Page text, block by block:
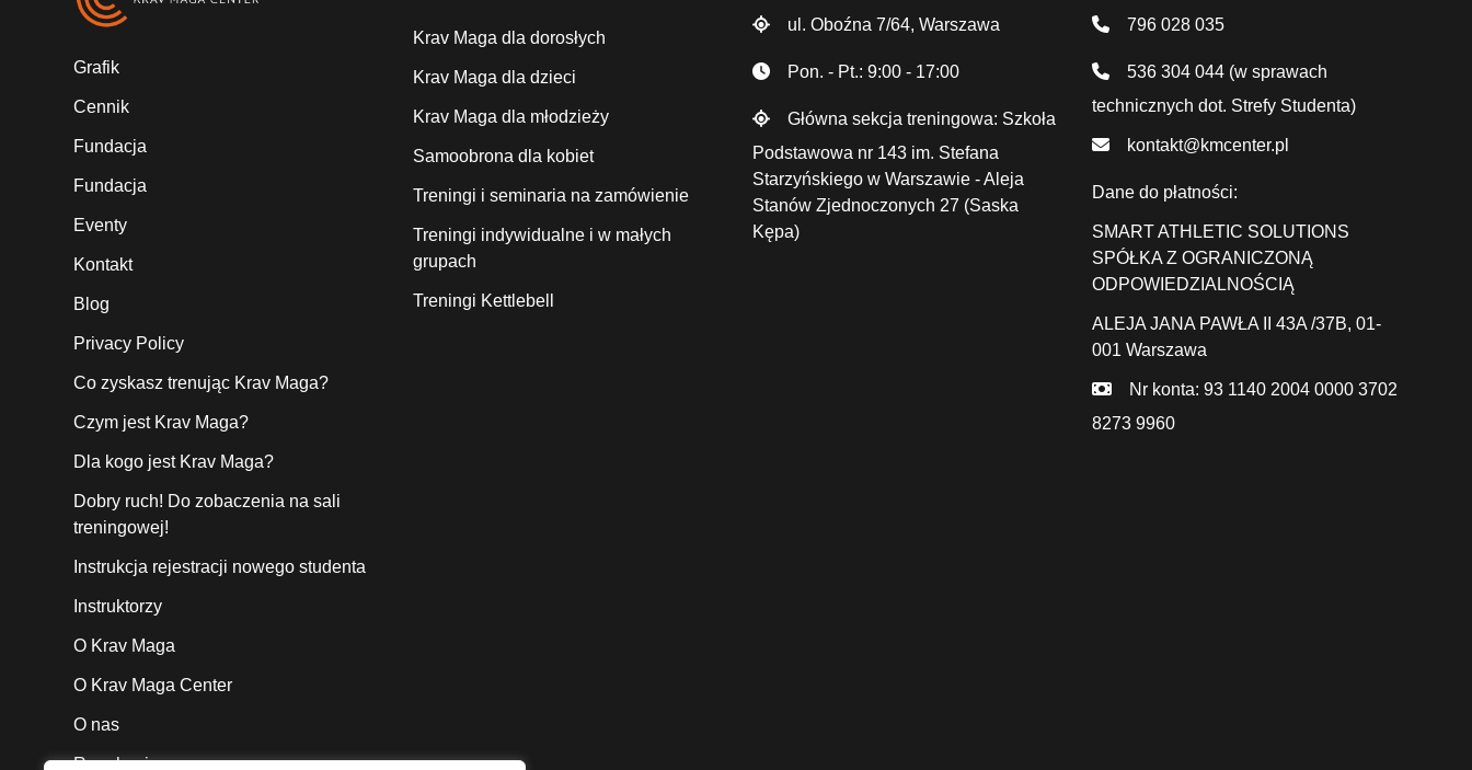
Grafik
Cennik
Fundacja
Fundacja
Eventy
Kontakt
Blog
Privacy Policy
Co zyskasz trenując Krav Maga?
Czym jest Krav Maga?
Dla kogo jest Krav Maga?
Dobry ruch! Do zobaczenia na sali
treningowej!
Instrukcja rejestracji nowego studenta
Instruktorzy
O Krav Maga
O Krav Maga Center
O nas
Regulamin
Krav Maga dla dorosłych
Krav Maga dla dzieci
Krav Maga dla młodzieży
Samoobrona dla kobiet
Treningi i seminaria na zamówienie
Treningi indywidualne i w małych
grupach
Treningi Kettlebell
ul. Oboźna 7/64, Warszawa
Pon. - Pt.: 9:00 - 17:00
Główna sekcja treningowa: Szkoła
Podstawowa nr 143 im. Stefana
Starzyńskiego w Warszawie - Aleja
Stanów Zjednoczonych 27 (Saska
Kępa)
796 028 035
536 304 044 (w sprawach
technicznych dot. Strefy Studenta)
kontakt@kmcenter.pl
Dane do płatności:
SMART ATHLETIC SOLUTIONS
SPÓŁKA Z OGRANICZONĄ
ODPOWIEDZIALNOŚCIĄ
ALEJA JANA PAWŁA II 43A /37B, 01-
001 Warszawa
Nr konta: 93 1140 2004 0000 3702
8273 9960